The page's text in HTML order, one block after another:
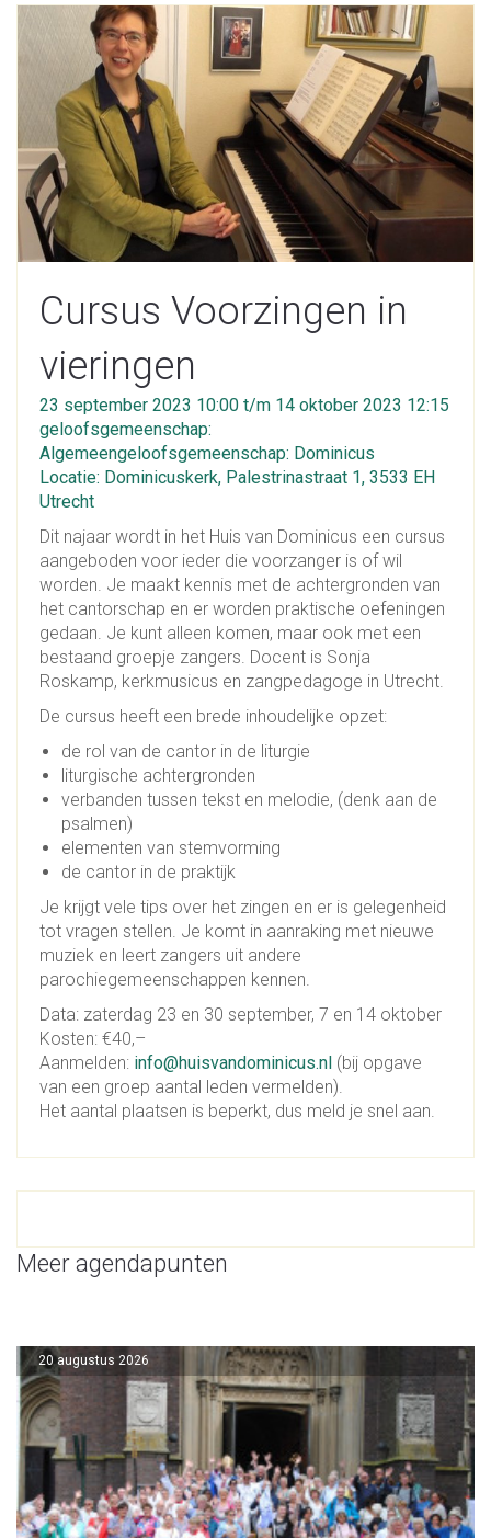
Cursus Voorzingen in
vieringen
23 september 2023 10:00 t/m 14 oktober 2023 12:15
geloofsgemeenschap:
Algemeengeloofsgemeenschap: Dominicus
Locatie: Dominicuskerk, Palestrinastraat 1, 3533 EH
Utrecht
Dit najaar wordt in het Huis van Dominicus een cursus
aangeboden voor ieder die voorzanger is of wil
worden. Je maakt kennis met de achtergronden van
het cantorschap en er worden praktische oefeningen
gedaan. Je kunt alleen komen, maar ook met een
bestaand groepje zangers. Docent is Sonja
Roskamp, kerkmusicus en zangpedagoge in Utrecht.
De cursus heeft een brede inhoudelijke opzet:
de rol van de cantor in de liturgie
liturgische achtergronden
verbanden tussen tekst en melodie, (denk aan de
psalmen)
elementen van stemvorming
de cantor in de praktijk
Je krijgt vele tips over het zingen en er is gelegenheid
tot vragen stellen. Je komt in aanraking met nieuwe
muziek en leert zangers uit andere
parochiegemeenschappen kennen.
Data: zaterdag 23 en 30 september, 7 en 14 oktober
Kosten: €40,–
Aanmelden: info@huisvandominicus.nl (bij opgave
van een groep aantal leden vermelden).
Het aantal plaatsen is beperkt, dus meld je snel aan.
Meer agendapunten
20 augustus 2026